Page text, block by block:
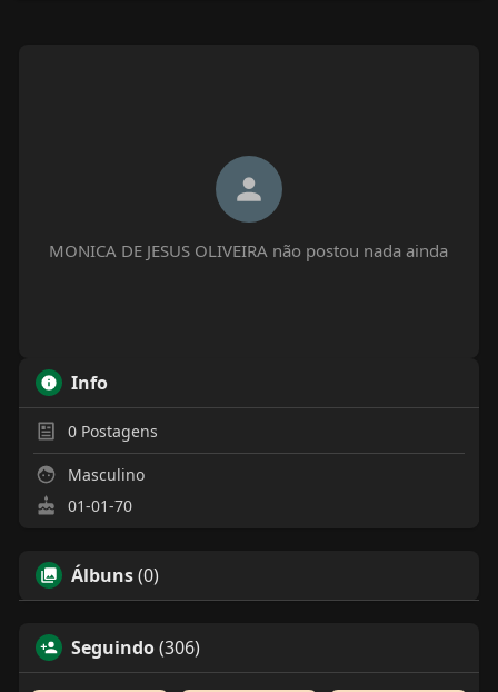
MONICA DE JESUS OLIVEIRA não postou nada ainda
Info
0Postagens
Masculino
01-01-70
Álbuns(0)
Seguindo(306)